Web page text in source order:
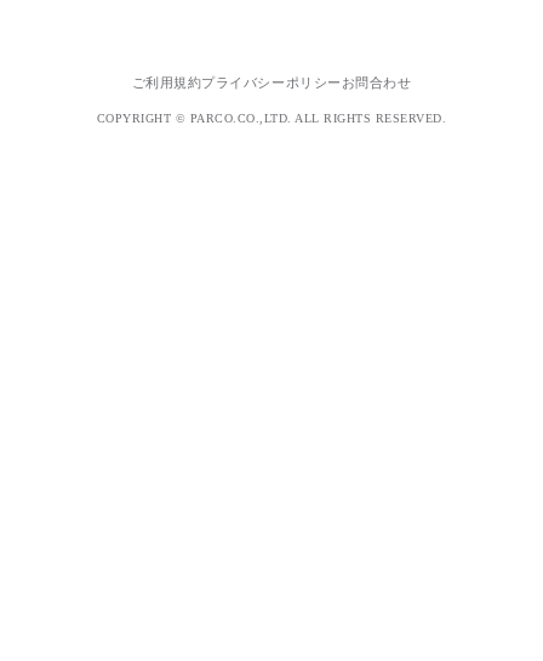
ご利用規約プライバシーポリシー お問合わせ
COPYRIGHT © PARCO.CO.,LTD. ALL RIGHTS RESERVED.